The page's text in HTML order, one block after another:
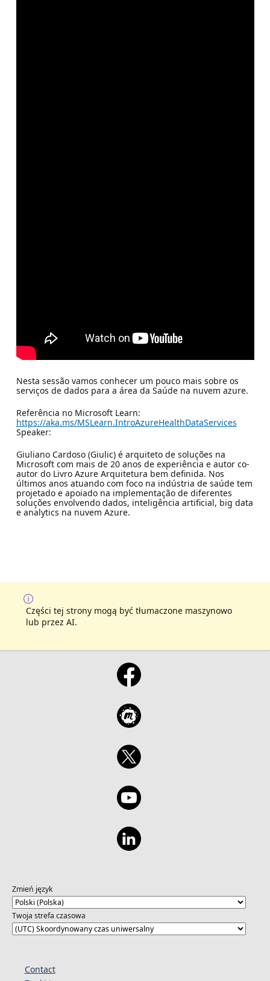
Nesta sessão vamos conhecer um pouco mais sobre os
serviços de dados para a área da Saúde na nuvem azure.
Referência no Microsoft Learn:
https://aka.ms/MSLearn.IntroAzureHealthDataServices
Speaker:
Giuliano Cardoso (Giulic) é arquiteto de soluções na
Microsoft com mais de 20 anos de experiência e autor co-
autor do Livro Azure Arquitetura bem definida. Nos
últimos anos atuando com foco na indústria de saúde tem
projetado e apoiado na implementação de diferentes
soluções envolvendo dados, inteligência artificial, big data
e analytics na nuvem Azure.
Części tej strony mogą być tłumaczone maszynowo
lub przez AI.
Zmień język
Twoja strefa czasowa
Contact